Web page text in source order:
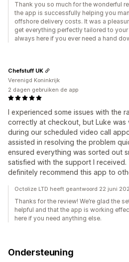
Thank you so much for the wonderful
the app is successfully helping you
offshore delivery costs. It was a
get everything perfectly tailored to
always here if you ever need a hand
I experienced some issues with the
correctly at checkout, but Luke
during our scheduled video call
assisted in resolving the problem
ensured everything was sorted out
satisfied with the support I received.
definitely recommend this app to
Chefstuff UK
Verenigd Koninkrijk
2 dagen gebruiken de app
Octolize LTD heeft geantwoord 22 juni
Thanks for the review! We’re glad the
helpful and that the app is working
here if you need anything else.
Ondersteuning